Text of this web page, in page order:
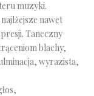
muzyki.
nawet
Taneczny
blachy,
wyrazista,